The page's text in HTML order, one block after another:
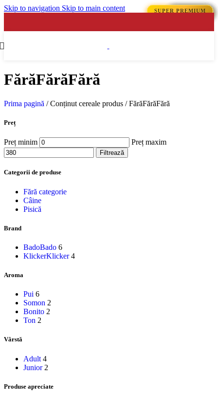
Skip to navigation Skip to main content
FărăFărăFără
Prima pagină / Conținut cereale produs / FărăFărăFără
Preț
Preț minim Preț maxim
Filtrează
Categorii de produse
Fără categorie
Câine
Pisică
Brand
BadoBado 6
KlickerKlicker 4
Aroma
Pui 6
Somon 2
Bonito 2
Ton 2
Vârstă
Adult 4
Junior 2
Produse apreciate
PREMIUM
PREMIUM
PREMIUM
PREMIUM
PREMIUM
PREMIUM
SUPER PREMIUM
SUPER PREMIUM
SUPER PREMIUM
SUPER PREMIUM